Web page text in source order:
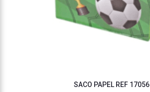
SACO PAPEL REF 17056